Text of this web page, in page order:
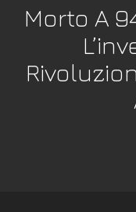
Morto A